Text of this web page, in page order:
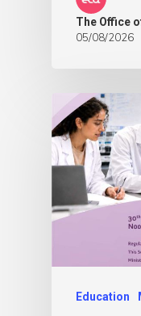
The Office
05/08/2026
Education